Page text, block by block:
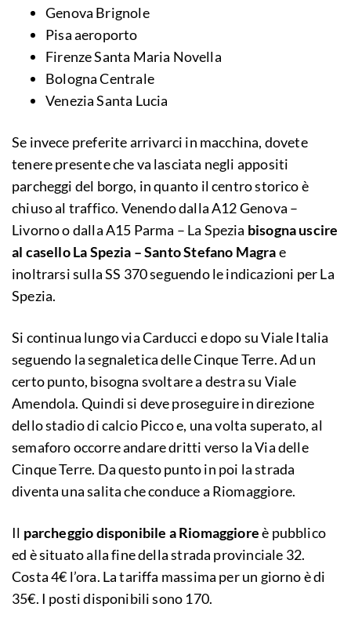
Genova Brignole
Pisa aeroporto
Firenze Santa Maria Novella
Bologna Centrale
Venezia Santa Lucia
Se invece preferite arrivarci in macchina, dovete
tenere presente che va lasciata negli appositi
parcheggi del borgo, in quanto il centro storico è
chiuso al traffico. Venendo dalla A12 Genova –
Livorno o dalla A15 Parma – La Spezia bisogna uscire
al casello La Spezia – Santo Stefano Magrae
inoltrarsi sulla SS 370 seguendo le indicazioni per La
Spezia.
Si continua lungo via Carducci e dopo su Viale Italia
seguendo la segnaletica delle Cinque Terre. Ad un
certo punto, bisogna svoltare a destra su Viale
Amendola. Quindi si deve proseguire in direzione
dello stadio di calcio Picco e, una volta superato, al
semaforo occorre andare dritti verso la Via delle
Cinque Terre. Da questo punto in poi la strada
diventa una salita che conduce a Riomaggiore.
Il parcheggio disponibile a Riomaggioreè pubblico
ed è situato alla fine della strada provinciale 32.
Costa 4€ l’ora. La tariffa massima per un giorno è di
35€. I posti disponibili sono 170.